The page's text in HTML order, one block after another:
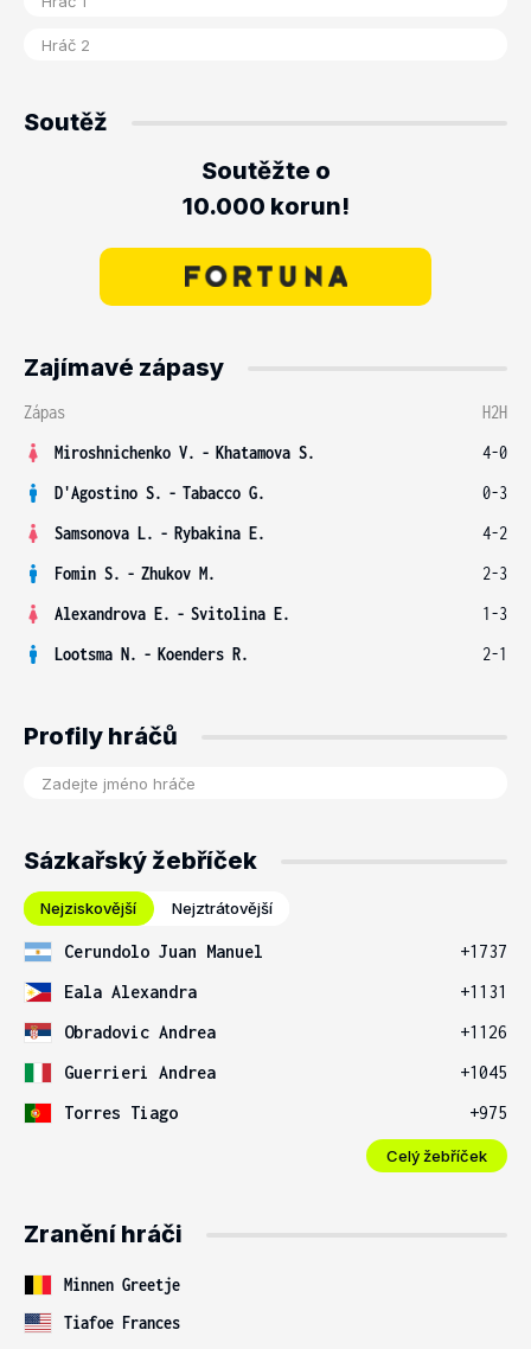
Soutěž
Soutěžte o
10.000 korun!
Zajímavé zápasy
Zápas
H2H
Miroshnichenko V. - Khatamova S.
4-0
D'Agostino S. - Tabacco G.
0-3
Samsonova L. - Rybakina E.
4-2
Fomin S. - Zhukov M.
2-3
Alexandrova E. - Svitolina E.
1-3
Lootsma N. - Koenders R. 2-1
Profily hráčů
Sázkařský žebříček
Nejziskovější Nejztrátovější
Cerundolo Juan Manuel
+1737
Eala Alexandra
+1131
Obradovic Andrea
+1126
Guerrieri Andrea
+1045
Torres Tiago
+975
Celý žebříček
Zranění hráči
Minnen Greetje
Tiafoe Frances